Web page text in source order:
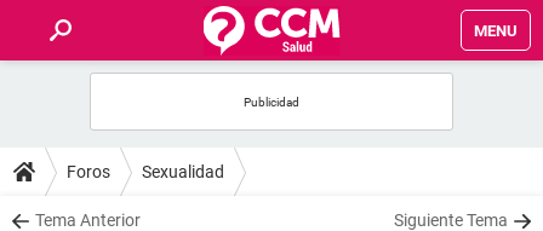
MENU
FOROS
SALUD
Foros Sexualidad
Tema Anterior Siguiente Tema